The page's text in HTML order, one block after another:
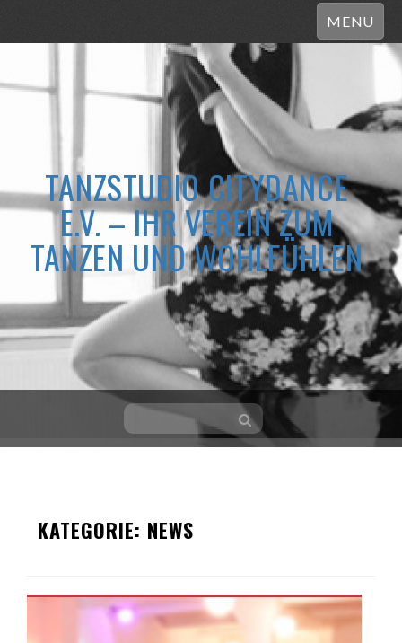
MENU
TANZSTUDIO CITYDANCE
E.V. – IHR VEREIN ZUM
TANZEN UND WOHLFÜHLEN
contentKATEGORIE: NEWS